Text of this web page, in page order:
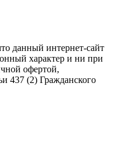
данный интернет-сайт
характер и ни при
офертой,
437 (2) Гражданского